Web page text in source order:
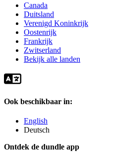
Canada
Duitsland
Verenigd Koninkrijk
Oostenrijk
Frankrijk
Zwitserland
Bekijk alle landen
Ook beschikbaar in:
English
Deutsch
Ontdek de dundle app